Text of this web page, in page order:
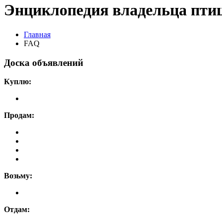
Энциклопедия владельца
Главная
FAQ
Доска объявлений
Куплю:
Продам:
Возьму:
Отдам: